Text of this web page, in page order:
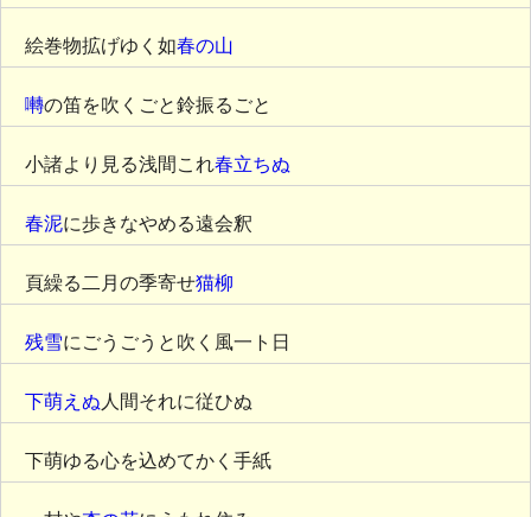
絵巻物拡げゆく如春の山
囀の笛を吹くごと鈴振るごと
小諸より見る浅間これ春立ちぬ
春泥に歩きなやめる遠会釈
頁繰る二月の季寄せ猫柳
残雪にごうごうと吹く風一ト日
下萌えぬ 人間それに従ひぬ
下萌ゆる心を込めてかく手紙